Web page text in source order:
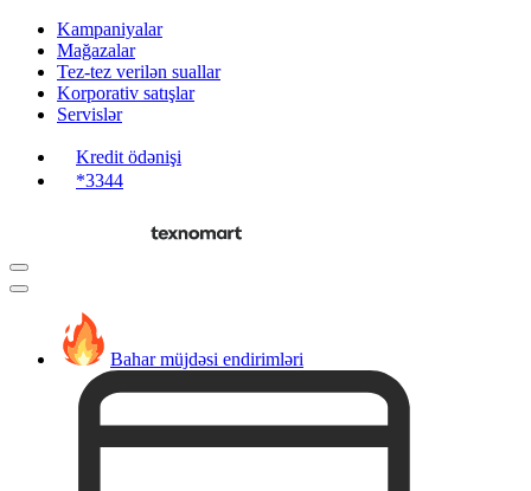
Kampaniyalar
Mağazalar
Tez-tez verilən suallar
Korporativ satışlar
Servislər
Kredit ödənişi
*3344
Bahar müjdəsi endirimləri